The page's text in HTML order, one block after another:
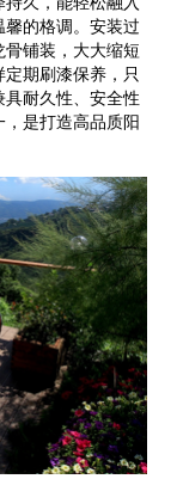
的格调。安装过
铺装，大大缩短
期刷漆保养，只
耐久性、安全性
是打造高品质阳